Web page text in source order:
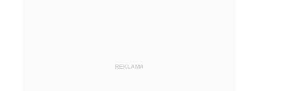
REKLAMA